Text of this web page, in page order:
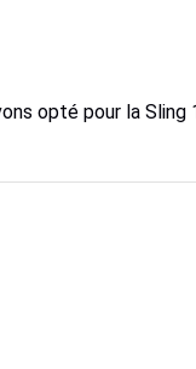
opté pour la